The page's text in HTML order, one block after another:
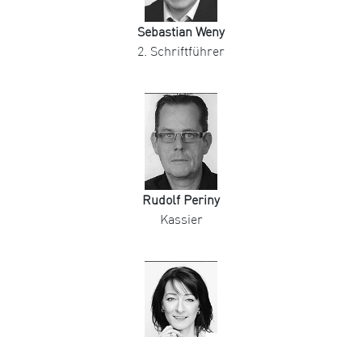
Sebastian Weny
2. Schriftführer
Rudolf Periny
Kassier